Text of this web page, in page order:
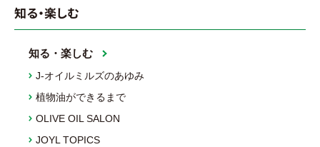
知る・楽しむ
知る・楽しむ
J-オイルミルズのあゆみ
植物油ができるまで
OLIVE OIL SALON
JOYL TOPICS